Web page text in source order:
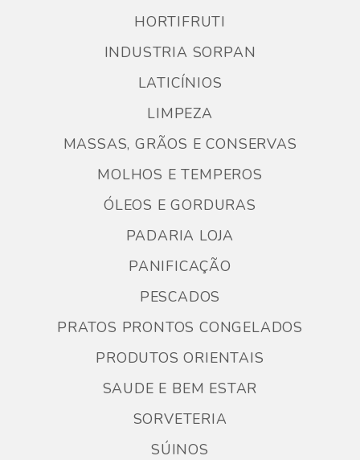
HORTIFRUTI
INDUSTRIA SORPAN
LATICÍNIOS
LIMPEZA
MASSAS, GRÃOS E CONSERVAS
MOLHOS E TEMPEROS
ÓLEOS E GORDURAS
PADARIA LOJA
PANIFICAÇÃO
PESCADOS
PRATOS PRONTOS CONGELADOS
PRODUTOS ORIENTAIS
SAUDE E BEM ESTAR
SORVETERIA
SÚINOS